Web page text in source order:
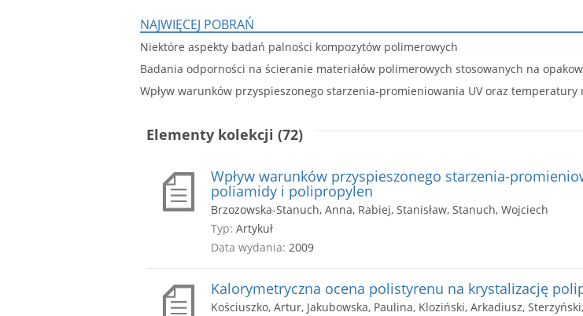
NAJWIĘCEJ POBRAŃ
Niektóre aspekty badań palności kompozytów polimerowych
Badania odporności na ścieranie materiałów polimerowych stosowanych na
Wpływ warunków przyspieszonego starzenia-promieniowania UV oraz
Elementy kolekcji (72)
Wpływ warunków przyspieszonego starzenia-
poliamidy i polipropylen
Brzozowska-Stanuch, Anna, Rabiej, Stanisław, Stanuch, Wojciech
Typ: Artykuł
Data wydania: 2009
Kalorymetryczna ocena polistyrenu na krystalizację
Kościuszko, Artur, Jakubowska, Paulina, Kloziński, Arkadiusz,